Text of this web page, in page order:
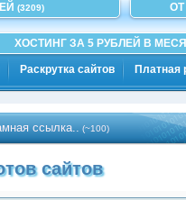
(3209)
ХОСТИНГ ЗА 5 РУБЛЕЙ В
Раскрутка сайтов Платная
(~100)
сайтов